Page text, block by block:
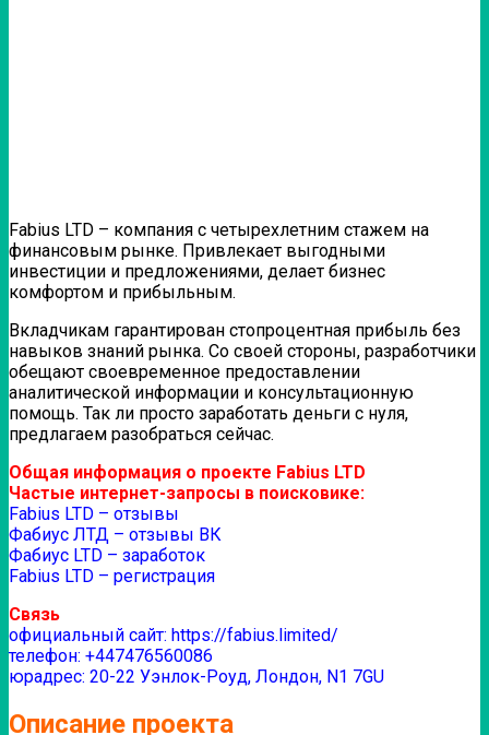
Fabius LTD – компания с четырехлетним стажем на
финансовым рынке. Привлекает выгодными
инвестиции и предложениями, делает бизнес
комфортом и прибыльным.
Вкладчикам гарантирован стопроцентная прибыль без
навыков знаний рынка. Со своей стороны, разработчики
обещают своевременное предоставлении
аналитической информации и консультационную
помощь. Так ли просто заработать деньги с нуля,
предлагаем разобраться сейчас.
Общая информация о проекте Fabius LTD
Частые интернет-запросы в поисковике:
Fabius LTD – отзывы
Фабиус ЛТД – отзывы ВК
Фабиус LTD – заработок
Fabius LTD – регистрация
Связь
официальный сайт: https://fabius.limited/
телефон: +447476560086
юрадрес: 20-22 Уэнлок-Роуд, Лондон, N1 7GU
Описание проекта